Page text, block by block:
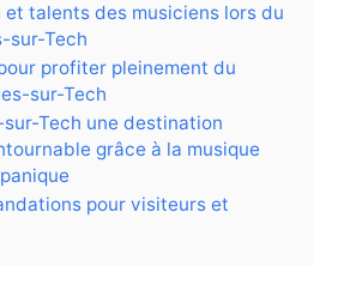
et talents des musiciens lors du
sur-Tech
profiter pleinement du
sur-Tech
sur-Tech une destination
grâce à la musique
pour visiteurs et